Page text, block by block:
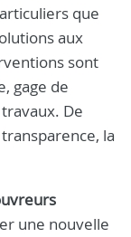
que
aux
sont
gage de
De
la
une nouvelle